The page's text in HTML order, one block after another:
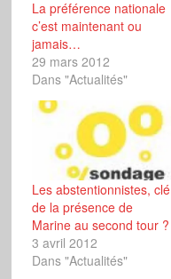
La préférence nationale
c’est maintenant ou
jamais…
29 mars 2012
Dans "Actualités"
Les abstentionnistes, clé
de la présence de
Marine au second tour ?
3 avril 2012
Dans "Actualités"